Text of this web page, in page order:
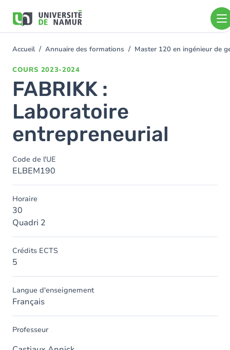
contenu
You
Accueil Annuaire des formations Master 120 en ingénieur de
COURS 2023-2024
FABRIKK :
Laboratoire
entrepreneurial
Code de l'UE
ELBEM190
Horaire
30
Quadri 2
Crédits ECTS
5
Langue d'enseignement
Français
Professeur